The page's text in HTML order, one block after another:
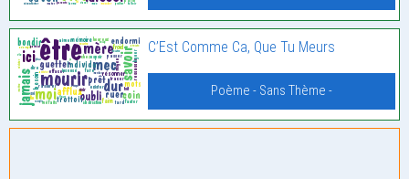
C’Est Comme Ca, Que Tu Meurs
Poème - Sans Thème -